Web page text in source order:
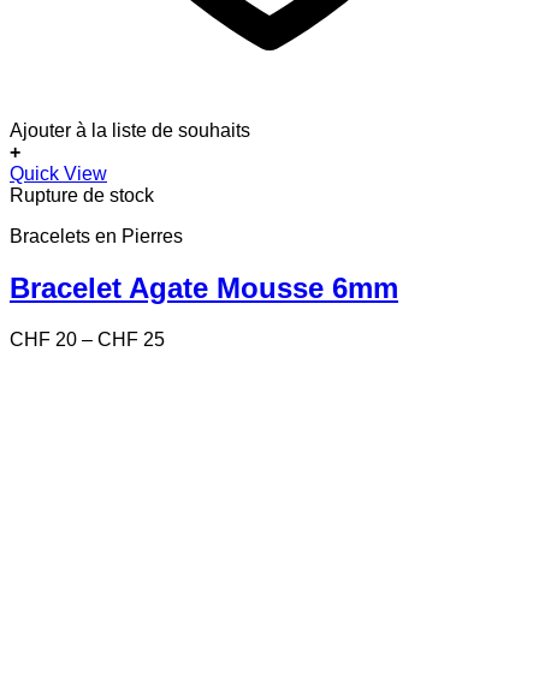
Ajouter à la liste de souhaits
+
Ce
produit
plusieurs
Les
options
être
Quick View
Rupture de stock
Bracelets en Pierres
Bracelet Agate Mousse 6mm
CHF 20 – CHF 25Price